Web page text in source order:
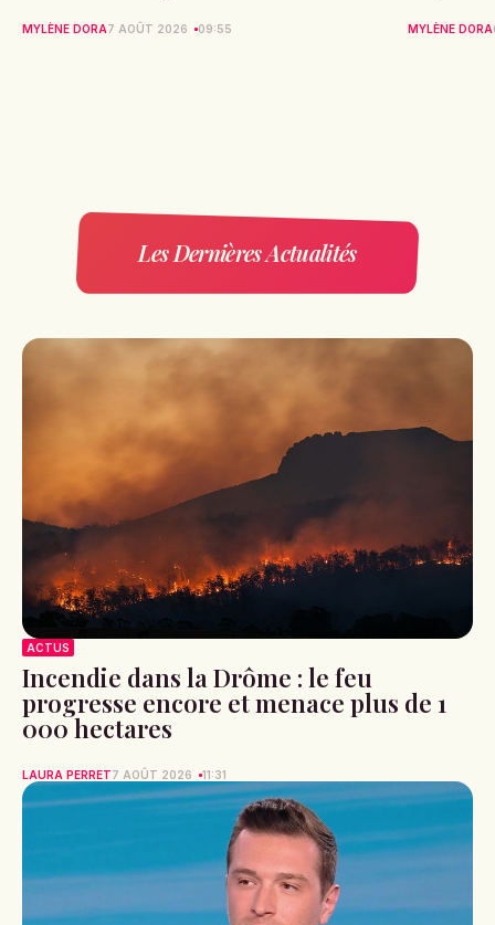
MYLÈNE DORA7 AOÛT 2026 09:55 MYLÈNE DORA
Les Dernières Actualités
ACTUS
Incendie dans la Drôme : le feu
progresse encore et menace plus de 1
000 hectares
LAURA PERRET7 AOÛT 2026 11:31